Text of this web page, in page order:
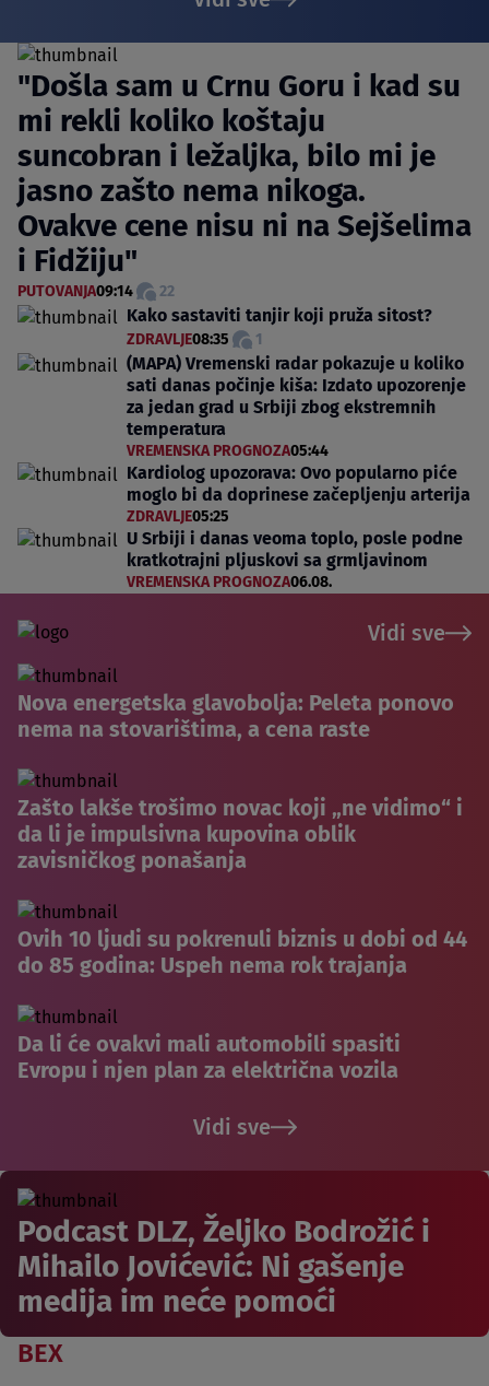
"Došla sam u Crnu Goru i kad su
mi rekli koliko koštaju
suncobran i ležaljka, bilo mi je
jasno zašto nema nikoga.
Ovakve cene nisu ni na Sejšelima
i Fidžiju"
PUTOVANJA09:14 22
Kako sastaviti tanjir koji pruža sitost?
ZDRAVLJE08:35 1
(MAPA) Vremenski radar pokazuje u koliko
sati danas počinje kiša: Izdato upozorenje
za jedan grad u Srbiji zbog ekstremnih
temperatura
VREMENSKA PROGNOZA05:44
Kardiolog upozorava: Ovo popularno piće
moglo bi da doprinese začepljenju arterija
ZDRAVLJE05:25
U Srbiji i danas veoma toplo, posle podne
kratkotrajni pljuskovi sa grmljavinom
VREMENSKA PROGNOZA06.08.
Vidi sve
Nova energetska glavobolja: Peleta ponovo
nema na stovarištima, a cena raste
Zašto lakše trošimo novac koji „ne vidimo“ i
da li je impulsivna kupovina oblik
zavisničkog ponašanja
Ovih 10 ljudi su pokrenuli biznis u dobi od 44
do 85 godina: Uspeh nema rok trajanja
Da li će ovakvi mali automobili spasiti
Evropu i njen plan za električna vozila
Vidi sve
Podcast DLZ, Željko Bodrožić i
Mihailo Jovićević: Ni gašenje
medija im neće pomoći
BEX